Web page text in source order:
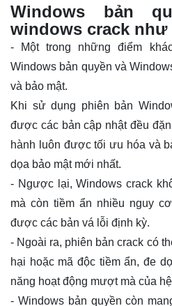
Windows bản
windows crack như
- Một trong những điểm
Windows bản quyền và
và bảo mật.
Khi sử dụng phiên bản
được các bản cập nhật đều
hành luôn được tối ưu hóa và
dọa bảo mật mới nhất.
- Ngược lại, Windows crack
mà còn tiềm ẩn nhiều nguy
được các bản vá lỗi định kỳ.
- Ngoài ra, phiên bản crack có
hại hoặc mã độc tiềm ẩn, đe
năng hoạt động mượt mà của
- Windows bản quyền còn